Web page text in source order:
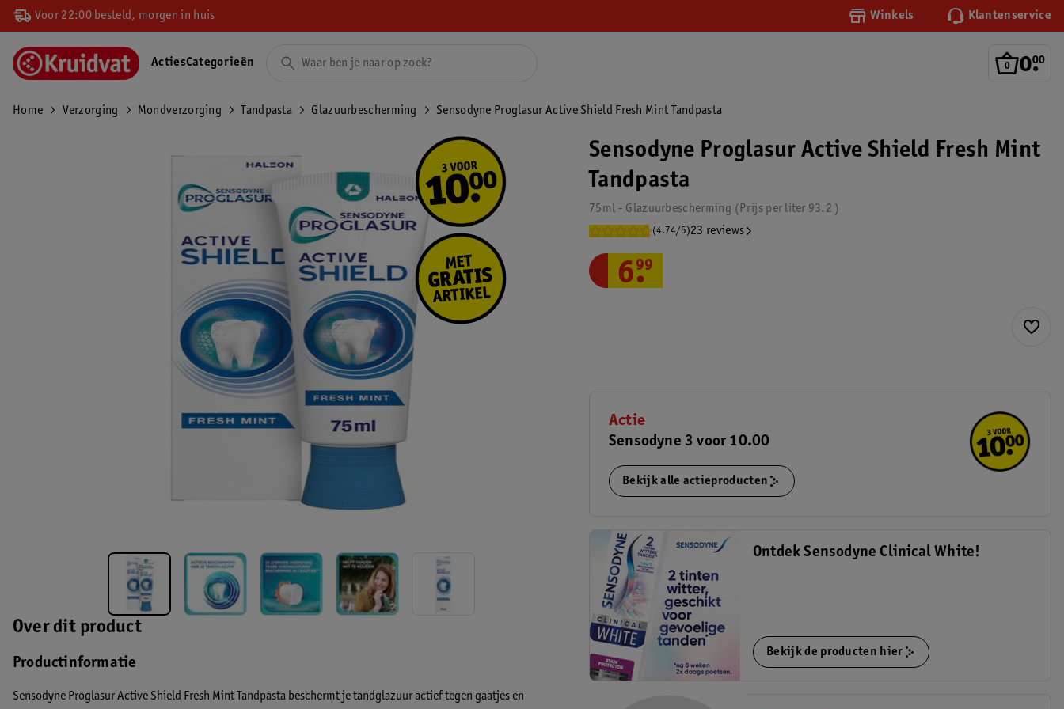
Voor 22:00 besteld, morgen in huis Winkels Klantenservice
0.
00
ActiesCategorieën
Home Verzorging Mondverzorging Tandpasta Glazuurbescherming Sensodyne Proglasur Active Shield Fresh Mint Tandpasta
Over dit product
Productinformatie
Sensodyne Proglasur Active Shield Fresh Mint Tandpasta beschermt je tandglazuur actief tegen gaatjes en
Sensodyne Proglasur Active Shield Fresh Mint
Tandpasta
75ml - Glazuurbescherming 93.2
Prijs per liter
(4.74/5)23 reviews
6.
99
Actie
Sensodyne 3 voor 10.00
Bekijk alle actieproducten
Ontdek Sensodyne Clinical White!
Bekijk de producten hier